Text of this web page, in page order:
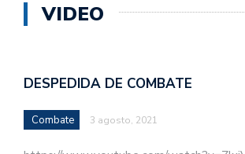
VIDEO
DESPEDIDA DE COMBATE
Combate 3 agosto, 2021